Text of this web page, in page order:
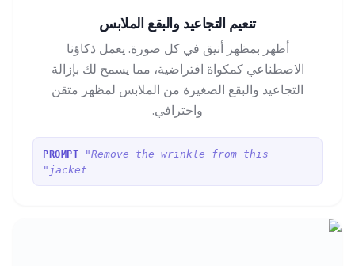
تنعيم التجاعيد والبقع الملابس
أظهر بمظهر أنيق في كل صورة. يعمل ذكاؤنا
الاصطناعي كمكواة افتراضية، مما يسمح لك بإزالة
التجاعيد والبقع الصغيرة من الملابس لمظهر متقن
واحترافي.
PROMPT"Remove the wrinkle from this
jacket"